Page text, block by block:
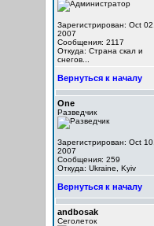
Зарегистрирован: Oct 02,
2007
Сообщения: 2117
Откуда: Cтрана скал и
снегов...
Вернуться к началу
One
Разведчик
Зарегистрирован: Oct 10,
2007
Сообщения: 259
Откуда: Ukraine, Kyiv
Вернуться к началу
andbosak
Сеголеток